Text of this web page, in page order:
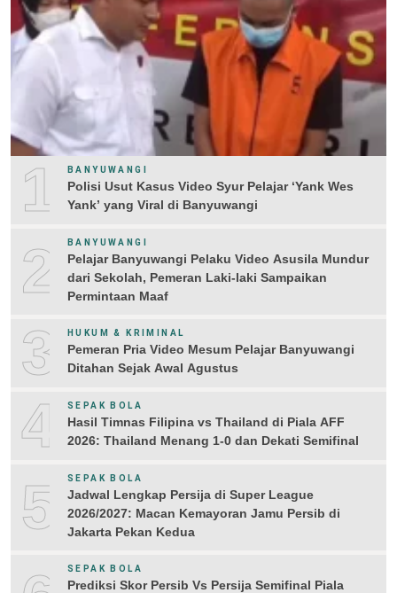
1 BANYUWANGI
Polisi Usut Kasus Video Syur Pelajar ‘Yank Wes
Yank’ yang Viral di Banyuwangi
2 BANYUWANGI
Pelajar Banyuwangi Pelaku Video Asusila Mundur
dari Sekolah, Pemeran Laki-laki Sampaikan
Permintaan Maaf
3 HUKUM & KRIMINAL
Pemeran Pria Video Mesum Pelajar Banyuwangi
Ditahan Sejak Awal Agustus
4 SEPAK BOLA
Hasil Timnas Filipina vs Thailand di Piala AFF
2026: Thailand Menang 1-0 dan Dekati Semifinal
5 SEPAK BOLA
Jadwal Lengkap Persija di Super League
2026/2027: Macan Kemayoran Jamu Persib di
Jakarta Pekan Kedua
SEPAK BOLA
Prediksi Skor Persib Vs Persija Semifinal Piala